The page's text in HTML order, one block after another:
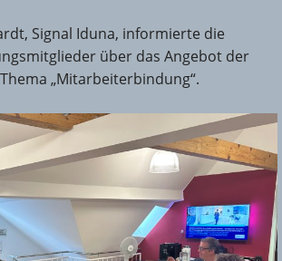
Signal Iduna, informierte die
über das Angebot der
„Mitarbeiterbindung“.